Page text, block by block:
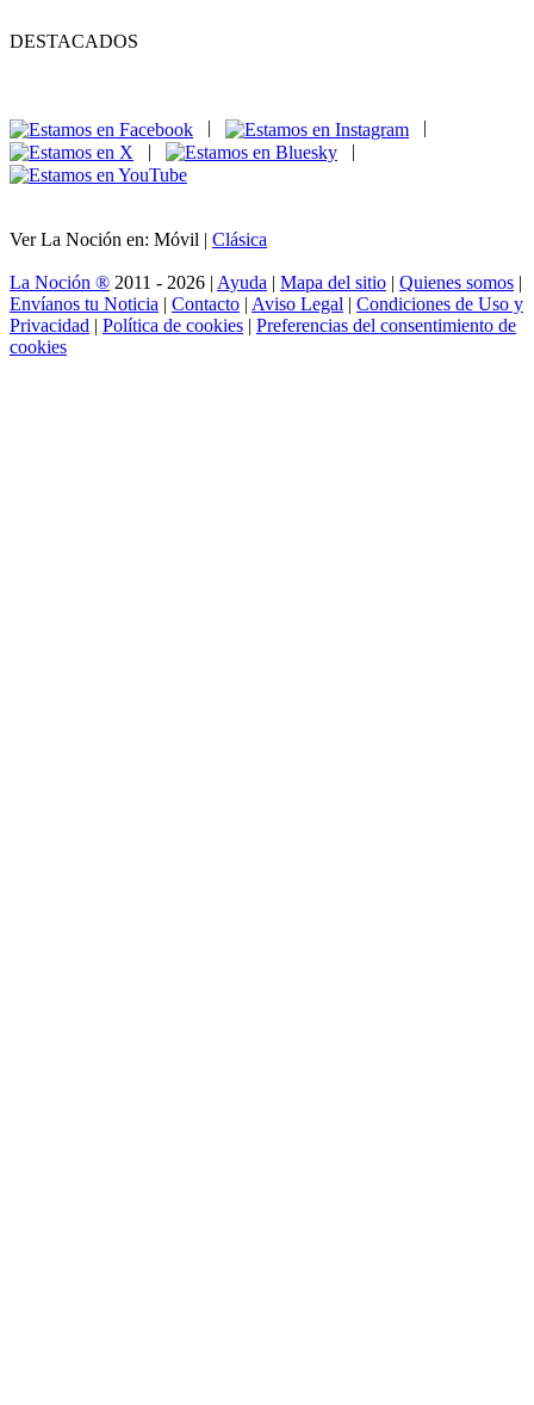
DESTACADOS
|
|
Ver La Noción en: Móvil | Clásica
La Noción ® 2011 - 2026 | Ayuda | Mapa del sitio | Quienes somos |
Envíanos tu Noticia | Contacto | Aviso Legal | Condiciones de Uso y
Privacidad | Política de cookies | Preferencias del consentimiento de
cookies